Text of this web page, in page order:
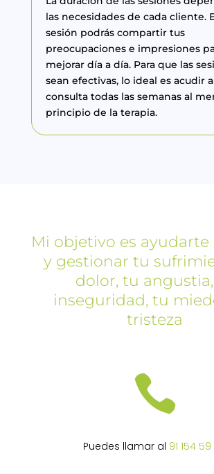
las necesidades de cada cliente.
sesión podrás compartir tus
preocupaciones e impresiones
mejorar día a día. Para que las
sean efectivas, lo ideal es acudir
consulta todas las semanas al
principio de la terapia.
Mi objetivo es ayudarte
y gestionar tu
dolor, tu
inseguridad, tu
tristeza

Puedes llamar al 91 154